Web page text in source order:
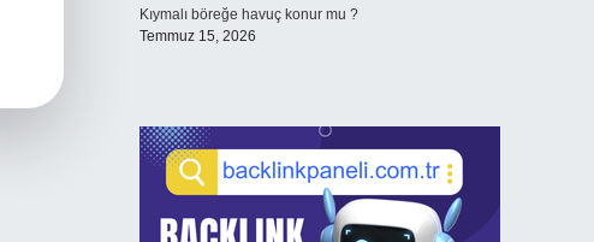
Kıymalı böreğe havuç konur mu ?
Temmuz 15, 2026